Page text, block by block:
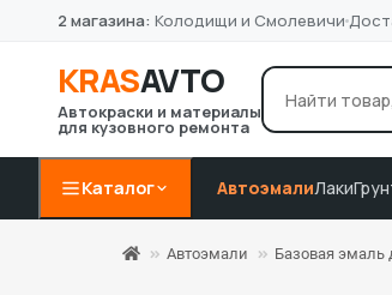
2 магазина: Колодищи и Смолевичи
KRASAVTO
Автокраски и материалы
для кузовного ремонта Например: лак
Каталог АвтоэмалиЛаки
Автоэмали Базовая эмаль